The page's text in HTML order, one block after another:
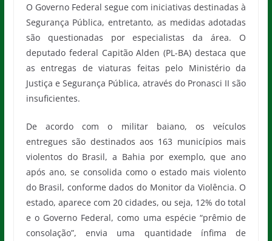
O Governo Federal segue com iniciativas destinadas à
Segurança Pública, entretanto, as medidas adotadas
são questionadas por especialistas da área. O
deputado federal Capitão Alden (PL-BA) destaca que
as entregas de viaturas feitas pelo Ministério da
Justiça e Segurança Pública, através do Pronasci II são
insuficientes.
De acordo com o militar baiano, os veículos
entregues são destinados aos 163 municípios mais
violentos do Brasil, a Bahia por exemplo, que ano
após ano, se consolida como o estado mais violento
do Brasil, conforme dados do Monitor da Violência. O
estado, aparece com 20 cidades, ou seja, 12% do total
e o Governo Federal, como uma espécie “prêmio de
consolação”, envia uma quantidade ínfima de